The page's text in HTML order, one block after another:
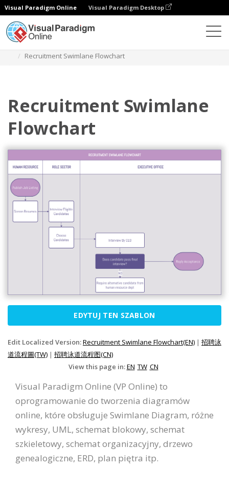
Visual Paradigm Online Visual Paradigm Desktop
Recruitment Swimlane Flowchart
Recruitment Swimlane
Flowchart
EDYTUJ TEN SZABLON
Edit Localized Version:Recruitment Swimlane Flowchart(EN) | 招聘泳
道流程圖(TW) | 招聘泳道流程图(CN)
View this page in:EN TW CN
Visual Paradigm Online (VP Online) to
oprogramowanie do tworzenia diagramów
online, które obsługuje Swimlane Diagram, różne
wykresy, UML, schemat blokowy, schemat
szkieletowy, schemat organizacyjny, drzewo
genealogiczne, ERD, plan piętra itp.